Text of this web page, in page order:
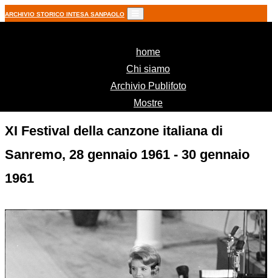
ARCHIVIO STORICO INTESA SANPAOLO
home(current)
Chi siamo
Archivio Publifoto
Mostre
XI Festival della canzone italiana di
Sanremo, 28 gennaio 1961 - 30 gennaio
1961